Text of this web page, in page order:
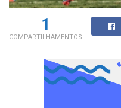
1
COMPARTILHAMENTOS